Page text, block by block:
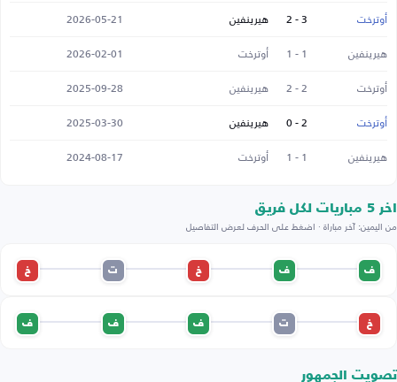
أوترخت 3 - 2 هيرينفين
2026-05-21
هيرينفين
1 - 1 أوترخت
2026-02-01
أوترخت
2 - 2 هيرينفين
2025-09-28
أوترخت
2 - 0 هيرينفين
2025-03-30
هيرينفين
1 - 1 أوترخت 2024-08-17
اخر 5 مباريات لكل فريق
من اليمين: آخر مباراة · اضغط على الحرف لعرض التفاصيل
ف ف خ ت خ
خ ت ف ف ف
تصويت الجمهور